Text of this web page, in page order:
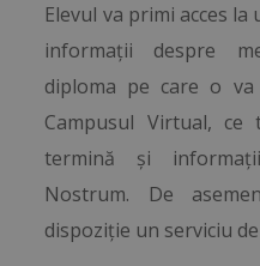
Elevul va primi acces
informații despre
diploma pe care o
Campusul Virtual,
termină și
Nostrum. De
dispoziție un serviciu